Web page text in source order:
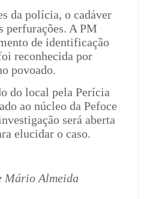
da polícia, o cadáver
perfurações. A PM
de identificação
reconhecida por
povoado.
do local pela Perícia
ao núcleo da Pefoce
será aberta
elucidar o caso.
Mário Almeida